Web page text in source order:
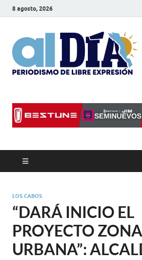
8 agosto, 2026
LOS CABOS
“DARÁ INICIO EL
PROYECTO ZONA
URBANA”: